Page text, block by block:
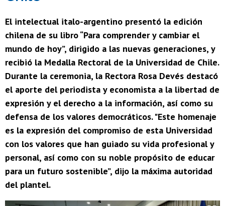
El intelectual italo-argentino presentó la edición
chilena de su libro “Para comprender y cambiar el
mundo de hoy”, dirigido a las nuevas generaciones, y
recibió la Medalla Rectoral de la Universidad de Chile.
Durante la ceremonia, la Rectora Rosa Devés destacó
el aporte del periodista y economista a la libertad de
expresión y el derecho a la información, así como su
defensa de los valores democráticos. "Este homenaje
es la expresión del compromiso de esta Universidad
con los valores que han guiado su vida profesional y
personal, así como con su noble propósito de educar
para un futuro sostenible”, dijo la máxima autoridad
del plantel.